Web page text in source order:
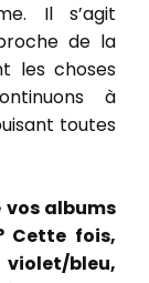
Il s’agit
de la
les choses
à
toutes
vos albums
Cette fois,
violet/bleu,